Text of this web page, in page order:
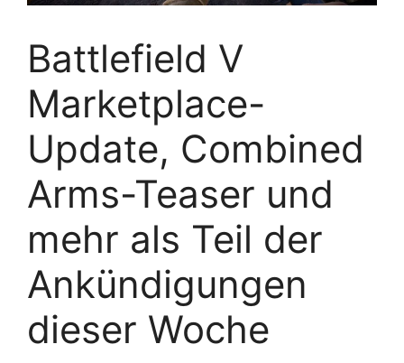
Battlefield V
Marketplace-
Update, Combined
Arms-Teaser und
mehr als Teil der
Ankündigungen
dieser Woche